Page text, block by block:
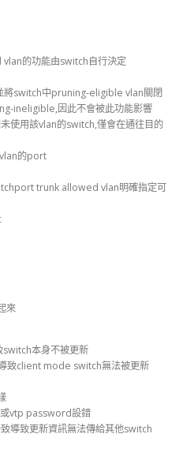
的功能由switch自行決定
將switch中pruning-eligible vlan關閉
ineligible,因此不會被此功能影響
使用該vlan的switch,僅會在通往目的
的port
trunk allowed vlan明確指定可
來
本身不被更新
client mode switch無法被更新
vtp password設錯
導致更新資訊無法傳給其他switch